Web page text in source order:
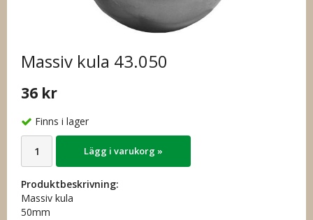
Massiv kula 43.050
36 kr
Finns i lager
Lägg i varukorg »
Produktbeskrivning:
Massiv kula
50mm